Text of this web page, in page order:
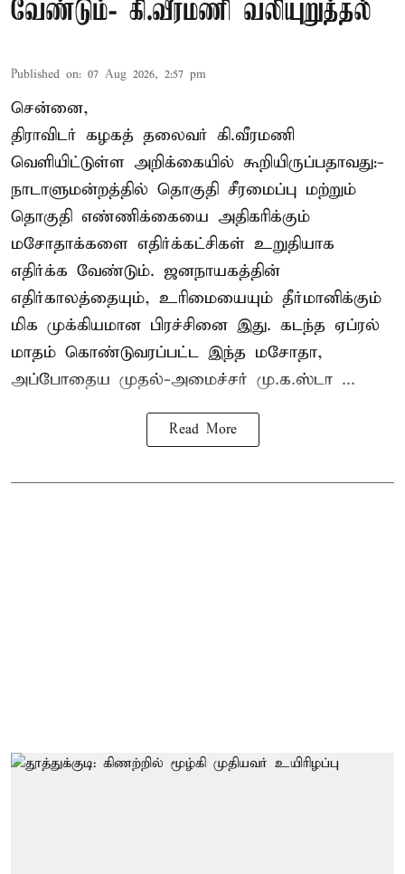
வேண்டும்- கி.வீரமணி வலியுறுத்தல்
Published on: 07 Aug 2026, 2:57 pm
சென்னை,
திராவிடர் கழகத் தலைவர் கி.வீரமணி
வெளியிட்டுள்ள அறிக்கையில் கூறியிருப்பதாவது:-
நாடாளுமன்றத்தில் தொகுதி சீரமைப்பு மற்றும்
தொகுதி எண்ணிக்கையை அதிகரிக்கும்
மசோதாக்களை எதிர்க்கட்சிகள் உறுதியாக
எதிர்க்க வேண்டும். ஜனநாயகத்தின்
எதிர்காலத்தையும், உரிமையையும் தீர்மானிக்கும்
மிக முக்கியமான பிரச்சினை இது. கடந்த ஏப்ரல்
மாதம் கொண்டுவரப்பட்ட இந்த மசோதா,
அப்போதைய முதல்-அமைச்சர் மு.க.ஸ்டா ...
Read More